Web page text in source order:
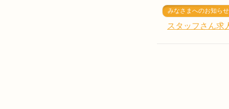
みなさまへのお知らせ
スタッフさん